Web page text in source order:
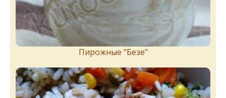
Пирожныe "Бeзe"